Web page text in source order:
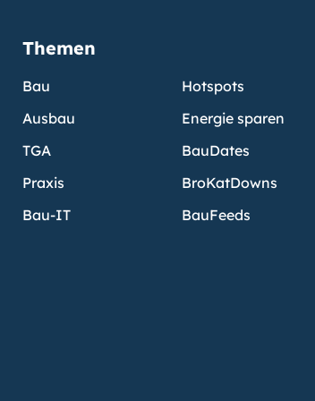
Themen
Bau
Ausbau
TGA
Praxis
Bau-IT
Hotspots
Energie sparen
BauDates
BroKatDowns
BauFeeds